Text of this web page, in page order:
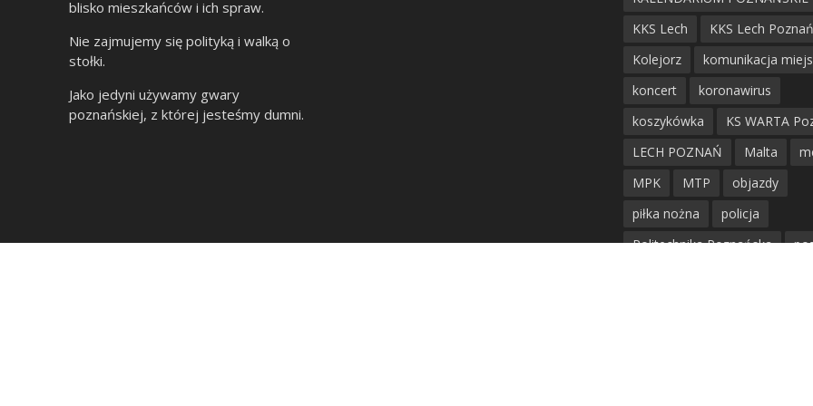
blisko mieszkańców i ich spraw.
Nie zajmujemy się polityką i walką o
stołki.
Jako jedyni używamy gwary
poznańskiej, z której jesteśmy dumni.
KKS Lech
KKS Lech Poznań
Kolejorz
komunikacja
koncert
koronawirus
koszykówka
KS WARTA
LECH POZNAŃ
Malta
MPK
MTP
objazdy
piłka nożna
policja
Politechnika Poznańska